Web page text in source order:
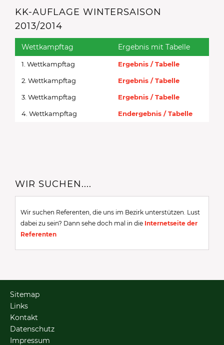
KK-AUFLAGE WINTERSAISON
2013/2014
Wettkampftag Ergebnis mit Tabelle
1. Wettkampftag Ergebnis / Tabelle
2. Wettkampftag Ergebnis / Tabelle
3. Wettkampftag Ergebnis / Tabelle
4. Wettkampftag Endergebnis / Tabelle
WIR SUCHEN....
Wir suchen Referenten, die uns im Bezirk unterstützen. Lust
dabei zu sein? Dann sehe doch mal in die Internetseite der
Referenten
Sitemap
Links
Kontakt
Datenschutz
Impressum